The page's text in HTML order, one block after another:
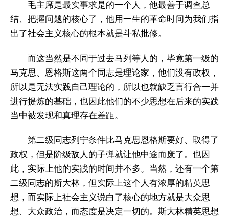
毛主席是最实事求是的一个人，他最善于调查总
结、把握问题的核心了，他用一生的革命时间为我们指
出了社会主义核心的根本就是斗私批修。
而这当然是不同于过去马列等人的，毕竟第一级的
马克思、恩格斯这两个同志是理论家，他们没有政权，
所以是无法实践自己理论的，所以也就缺乏言行合一并
进行提炼的基础，也因此他们的不少思想在后来的实践
当中被发现和真理存在差距。
第二级同志列宁条件比马克思恩格斯要好、取得了
政权，但是阶级敌人的子弹就让他中途而废了。也因
此，实际上他的实践的时间并不多。当然，还有一个第
二级同志的斯大林，但实际上这个人有浓厚的精英思
想，而实际上社会主义说白了核心的地方就是大众思
想、大众政治，而态度是决定一切的。斯大林精英思想